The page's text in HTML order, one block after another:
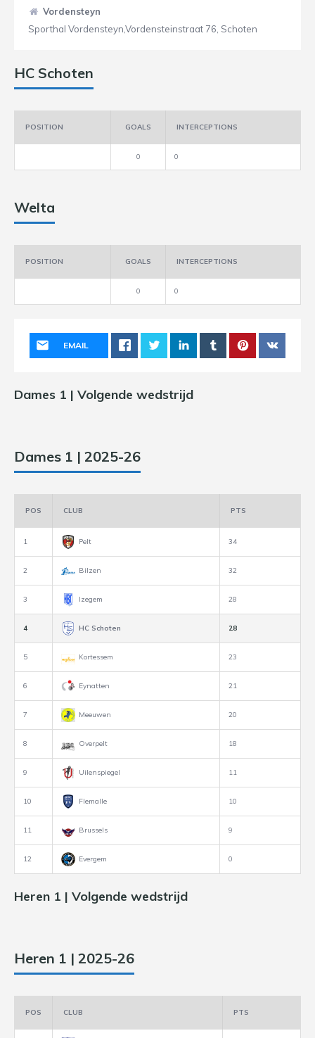
Vordensteyn
Sporthal Vordensteyn,Vordensteinstraat 76, Schoten
HC Schoten
POSITION GOALS INTERCEPTIONS
0 0
Welta
POSITION GOALS INTERCEPTIONS
0 0
EMAIL
Dames 1 | Volgende wedstrijd
Dames 1 | 2025-26
POS CLUB PTS
1 Pelt 34
2 Bilzen 32
3 Izegem 28
4 HC Schoten 28
5 Kortessem 23
6 Eynatten 21
7 Meeuwen 20
8 Overpelt 18
9 Uilenspiegel 11
10 Flemalle 10
11 Brussels 9
12 Evergem 0
Heren 1 | Volgende wedstrijd
Heren 1 | 2025-26
POS CLUB PTS